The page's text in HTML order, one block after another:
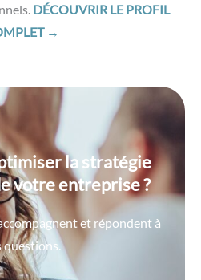
DÉCOUVRIR LE PROFIL
→
la stratégie
votre entreprise ?
et répondent à
questions.